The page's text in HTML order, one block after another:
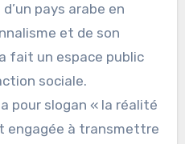
pays arabe en
et de son
fait un espace public
sociale.
pour slogan « la réalité
engagée à transmettre